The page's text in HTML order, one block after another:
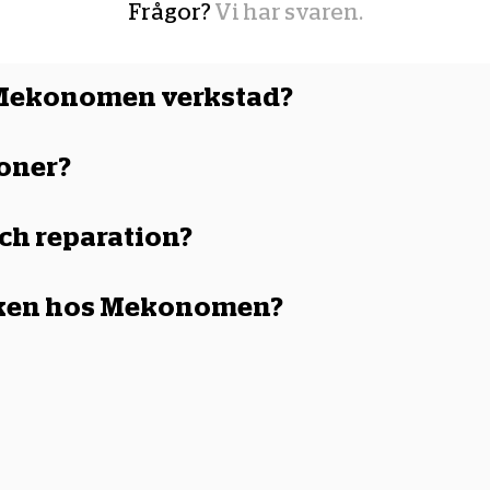
Frågor? Vi har svaren.
verkstad?
reparation?
hos Mekonomen?